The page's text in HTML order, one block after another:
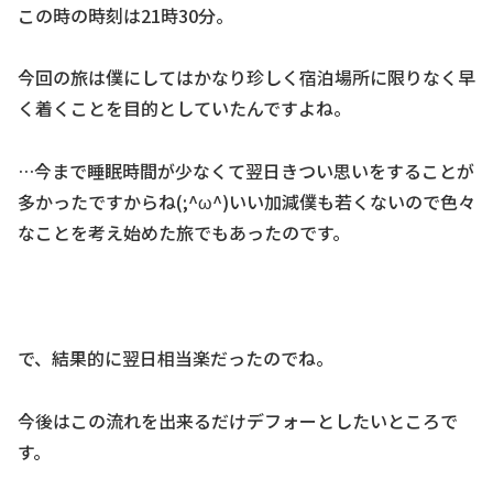
この時の時刻は21時30分。
今回の旅は僕にしてはかなり珍しく宿泊場所に限りなく早
く着くことを目的としていたんですよね。
…今まで睡眠時間が少なくて翌日きつい思いをすることが
多かったですからね(;^ω^)いい加減僕も若くないので色々
なことを考え始めた旅でもあったのです。
で、結果的に翌日相当楽だったのでね。
今後はこの流れを出来るだけデフォーとしたいところで
す。